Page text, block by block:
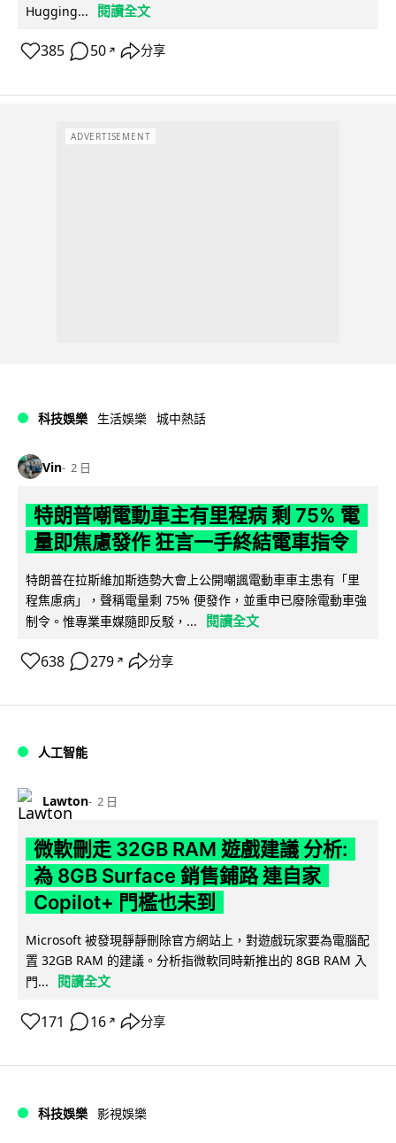
Hugging...
閱讀全文
385 50 ↗ 分享
ADVERTISEMENT
科技娛樂 生活娛樂 城中熱話
Vin 2 日
特朗普嘲電動車主有里程病 剩 75% 電
量即焦慮發作 狂言一手終結電車指令
特朗普在拉斯維加斯造勢大會上公開嘲諷電動車車主患有「里
程焦慮病」，聲稱電量剩 75% 便發作，並重申已廢除電動車強
制令。惟專業車媒隨即反駁，...
閱讀全文
638 279 ↗ 分享
人工智能
Lawton 2 日
微軟刪走 32GB RAM 遊戲建議 分析:
為 8GB Surface 銷售鋪路 連自家
Copilot+ 門檻也未到
Microsoft 被發現靜靜刪除官方網站上，對遊戲玩家要為電腦配
置 32GB RAM 的建議。分析指微軟同時新推出的 8GB RAM 入
門...
閱讀全文
171 16 ↗ 分享
科技娛樂 影視娛樂